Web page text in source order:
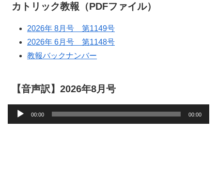
カトリック教報（PDFファイル）
2026年 8月号 第1149号
2026年 6月号 第1148号
教報バックナンバー
【音声訳】2026年8月号
声
00:00 00:00